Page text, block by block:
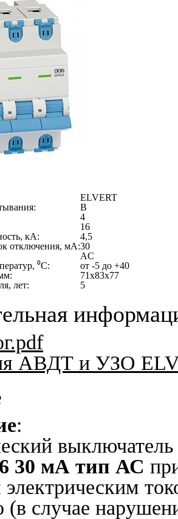
ELVERT
B
4
16
кА:
4,5
отключения, мА:30
AC
⁰С:
от -5 до +40
71x83x77
лет:
5
АВДТ и УЗО
:
30 мА тип АС
(в случае